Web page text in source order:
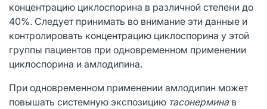
концентрацию циклоспорина в различной степени до
40%. Следует принимать во внимание эти данные и
контролировать концентрацию циклоспорина у этой
группы пациентов при одновременном применении
циклоспорина и амлодипина.
При одновременном применении амлодипин может
повышать системную экспозицию тасонерминав